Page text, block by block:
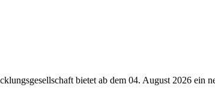
bietet ab dem 04. August 2026 ein